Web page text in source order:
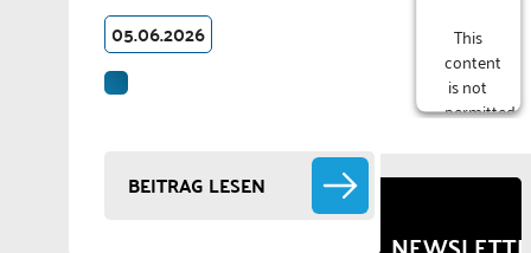
05.06.2026
BEITRAG LESEN
This
content
is not
permitted
due to
that